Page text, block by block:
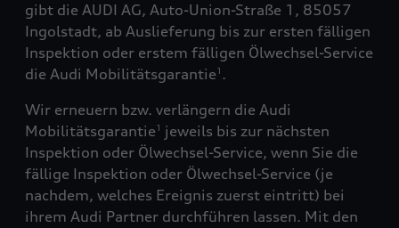
gibt die AUDI AG, Auto-Union-Straße 1, 85057
Ingolstadt, ab Auslieferung bis zur ersten fälligen
Inspektion oder erstem fälligen Ölwechsel-Service
die Audi Mobilitätsgarantie1 .
Wir erneuern bzw. verlängern die Audi
Mobilitätsgarantie1
jeweils bis zur nächsten
Inspektion oder Ölwechsel-Service, wenn Sie die
fällige Inspektion oder Ölwechsel-Service (je
nachdem, welches Ereignis zuerst eintritt) bei
ihrem Audi Partner durchführen lassen. Mit den